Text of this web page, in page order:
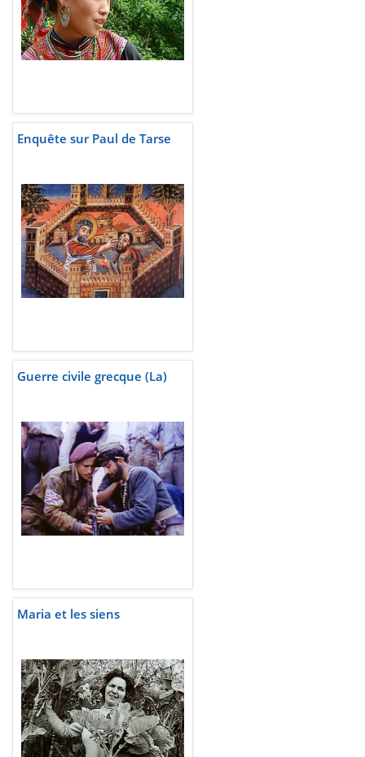
Enquête sur Paul de Tarse
Guerre civile grecque (La)
Maria et les siens